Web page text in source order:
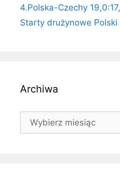
4.Polska-Czechy
Starty drużynowe Polski
Archiwa
Archiwa